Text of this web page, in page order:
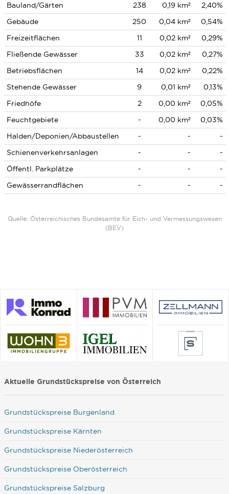
Bauland/Gärten 238 0,19 km²
2,40%
Gebäude
250 0,04 km²
0,54%
Freizeitflächen
11 0,02 km²
0,29%
Fließende Gewässer
33 0,02 km²
0,27%
Betriebsflächen
14 0,02 km²
0,22%
Stehende Gewässer
9 0,01 km²
0,13%
Friedhöfe
2 0,00 km²
0,05%
Feuchtgebiete
- 0,00 km²
0,03%
Halden/Deponien/Abbaustellen
- -
-
Schienenverkehrsanlagen
- -
-
Öffentl. Parkplätze
- -
-
Gewässerrandflächen
- - -
Quelle: Österreichisches Bundesamte für Eich- und Vermessungswesen
(BEV)
Aktuelle Grundstückspreise von Österreich
Grundstückspreise Burgenland
Grundstückspreise Kärnten
Grundstückspreise Niederösterreich
Grundstückspreise Oberösterreich
Grundstückspreise Salzburg